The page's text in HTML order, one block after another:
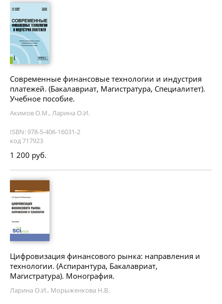
Современные финансовые технологии и индустрия
платежей. (Бакалавриат, Магистратура, Специалитет).
Учебное пособие.
Акимов О.М., Ларина О.И.
ISBN: 978-5-406-16031-2
код 717923
1 200 руб.
Цифровизация финансового рынка: направления и
технологии. (Аспирантура, Бакалавриат,
Магистратура). Монография.
Ларина О.И., Морыженкова Н.В.